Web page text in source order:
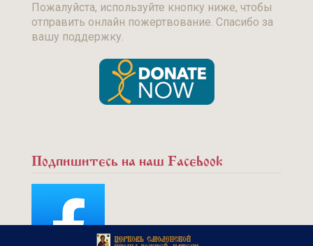
Пожалуйста, используйте кнопку ниже, чтобы
отправить онлайн пожертвование. Спасибо за
вашу поддержку.
Подпишитесь на наш Facebook